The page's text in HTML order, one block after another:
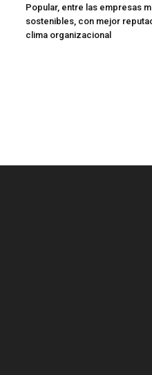
Popular, entre las empresas
sostenibles, con mejor
clima organizacional